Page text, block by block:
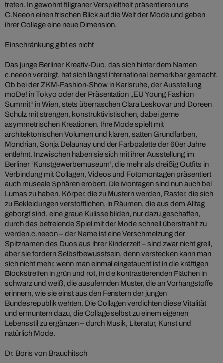
treten. In gewohnt filigraner Verspieltheit präsentieren uns
C.Neeon einen frischen Blick auf die Welt der Mode und geben
ihrer Collage eine neue Dimension.
Einschränkung gibt es nicht
Das junge Berliner Kreativ-Duo, das sich hinter dem Namen
c.neeon verbirgt, hat sich längst international bemerkbar gemacht.
Ob bei der ZKM-Fashion-Show in Karlsruhe, der Ausstellung
moDe! in Tokyo oder der Präsentation „EU Young Fashion
Summit“ in Wien, stets überraschen Clara Leskovar und Doreen
Schulz mit strengen, konstruktivistischen, dabei gerne
asymmetrischen Kreationen. Ihre Mode spielt mit
architektonischen Volumen und klaren, satten Grundfarben,
Mondrian, Sonja Delaunay und der Farbpalette der 60er Jahre
entlehnt. Inzwischen haben sie sich mit ihrer Ausstellung im
Berliner ‘Kunstgewerbemuseum’, die mehr als dreißig Outfits in
Verbindung mit Collagen, Videos und Fotomontagen präsentiert
auch museale Sphären erobert. Die Montagen sind nun auch bei
Lumas zu haben. Körper, die zu Mustern werden, Raster, die sich
zu Bekleidungen verstofflichen, in Räumen, die aus dem Alltag
geborgt sind, eine graue Kulisse bilden, nur dazu geschaffen,
durch das befreiende Spiel mit der Mode schnell überstrahlt zu
werden.c.neeon – der Name ist eine Verschmelzung der
Spitznamen des Duos aus ihrer Kinderzeit – sind zwar nicht grell,
aber sie fordern Selbstbewusstsein, denn verstecken kann man
sich nicht mehr, wenn man einmal eingetaucht ist in die kräftigen
Blockstreifen in grün und rot, in die kontrastierenden Flächen in
schwarz und weiß, die ausufernden Muster, die an Vorhangstoffe
erinnern, wie sie einst aus den Fenstern der jungen
Bundesrepublik wehten. Die Collagen verdichten diese Vitalität
und ermuntern dazu, die Collage selbst zu einem eigenen
Lebensstil zu ergänzen – durch Musik, Literatur, Kunst und
natürlich Mode.
Dr. Boris von Brauchitsch